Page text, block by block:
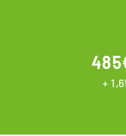
+